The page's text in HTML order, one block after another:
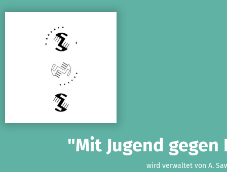
"Mit Jugend gegen
wird verwaltet von A.